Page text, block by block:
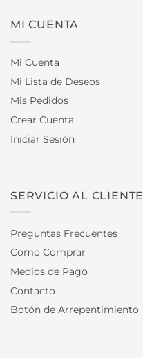
MI CUENTA
Mi Cuenta
Mi Lista de Deseos
Mis Pedidos
Crear Cuenta
Iniciar Sesión
SERVICIO AL CLIENTE
Preguntas Frecuentes
Como Comprar
Medios de Pago
Contacto
Botón de Arrepentimiento